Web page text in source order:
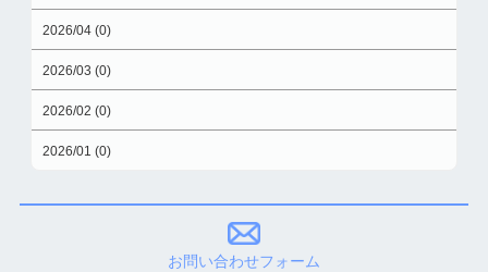
2026/04 (0)
2026/03 (0)
2026/02 (0)
2026/01 (0)
お問い合わせフォーム